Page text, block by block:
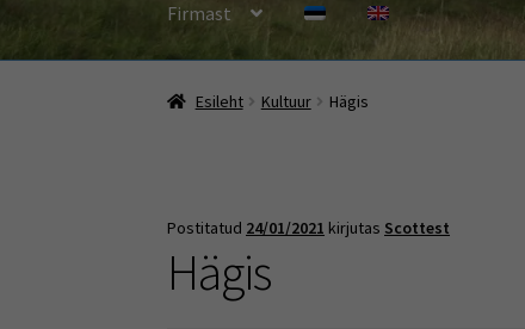
Firmast
Esileht Kultuur Hägis
Postitatud 24/01/2021 kirjutas Scottest
Hägis